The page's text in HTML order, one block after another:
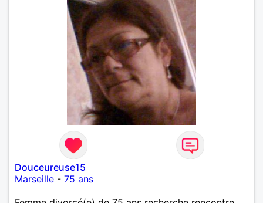
Douceureuse15
Marseille - 75 ans